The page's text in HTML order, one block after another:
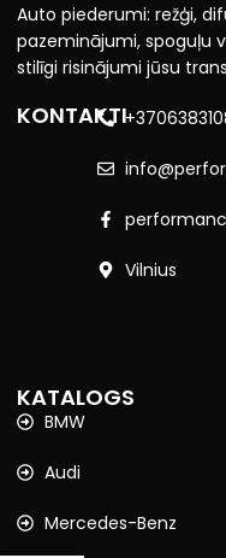
Auto piederumi: režģi,
pazeminājumi, spoguļu
stilīgi risinājumi jūsu
KONTAKTI
Vilnius
KATALOGS
BMW
Audi
Mercedes-Benz